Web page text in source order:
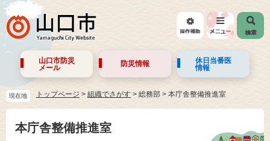
山口市防災
メール
防災情報
休日当番医
情報
現在地 トップページ > 組織でさがす > 総務部 > 本庁舎整備推進室
本庁舎整備推進室